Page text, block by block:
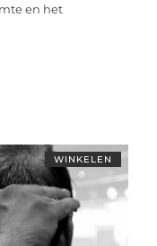
en het
WINKELEN